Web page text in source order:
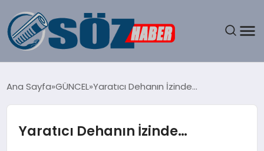
SPOR
MAGAZIN
Ana Sayfa GÜNCEL Yaratıcı Dehanın İzinde…
Yaratıcı Dehanın İzinde…